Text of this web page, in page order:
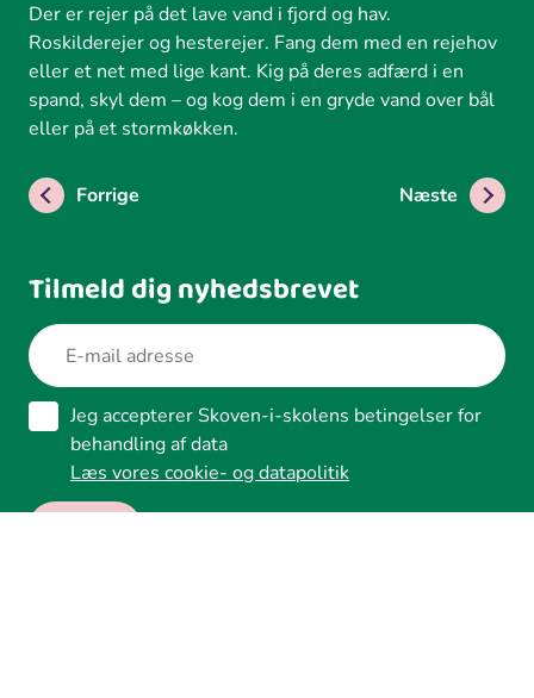
Der er rejer på det lave vand i fjord og hav.
Roskilderejer og hesterejer. Fang dem med en rejehov
eller et net med lige kant. Kig på deres adfærd i en
spand, skyl dem – og kog dem i en gryde vand over bål
eller på et stormkøkken.
Forrige Næste
Tilmeld dig nyhedsbrevet
Jeg accepterer Skoven-i-skolens betingelser for
behandling af data
Læs vores cookie- og datapolitik